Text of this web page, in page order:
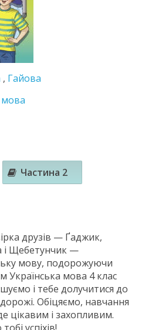
, Гайова
мова
Частина 2
друзів — Ґаджик,
і Щебетунчик —
мову, подорожуючи
Українська мова 4 клас
і тебе долучитися до
Обіцяємо, навчання
цікавим і захопливим.